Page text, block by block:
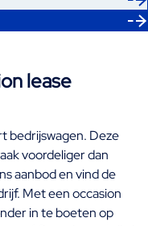
lease
bedrijswagen. Deze
voordeliger dan
aanbod en vind de
Met een occasion
in te boeten op